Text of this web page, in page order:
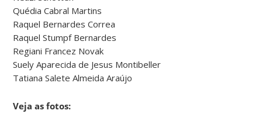
Quédia Cabral Martins
Raquel Bernardes Correa
Raquel Stumpf Bernardes
Regiani Francez Novak
Suely Aparecida de Jesus Montibeller
Tatiana Salete Almeida Araújo
Veja as fotos: